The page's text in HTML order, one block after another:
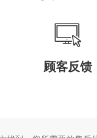
顾客反馈